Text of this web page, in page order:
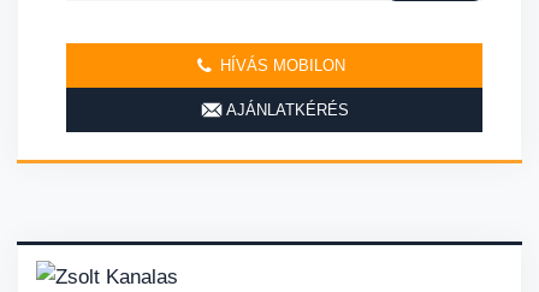
HÍVÁS MOBILON
AJÁNLATKÉRÉS